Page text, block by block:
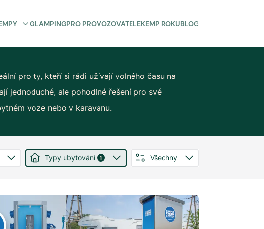
GLAMPINGPRO PROVOZOVATELEKEMP ROKUBLOG
pro ty, kteří si rádi užívají volného času na
jednoduché, ale pohodlné řešení pro své
voze nebo v karavanu.
Typy ubytování 1 Všechny